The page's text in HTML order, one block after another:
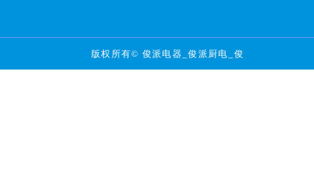
版权所有© 俊派电器_俊派厨电_俊